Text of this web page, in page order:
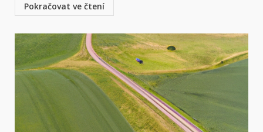
Pokračovat ve čtení